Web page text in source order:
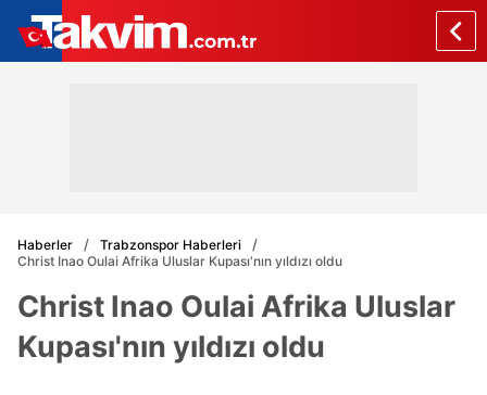
Haberler
Trabzonspor Haberleri
Christ Inao Oulai Afrika Uluslar Kupası'nın yıldızı oldu
Christ Inao Oulai Afrika Uluslar
Kupası'nın yıldızı oldu